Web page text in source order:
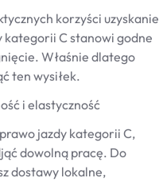
korzyści uzyskanie
kategorii C stanowi godne
Właśnie dlatego
ten wysiłek.
i elastyczność
jazdy kategorii C,
dowolną pracę. Do
dostawy lokalne,